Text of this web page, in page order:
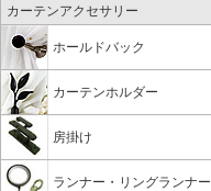
カーテンアクセサリー
ホールドバック
カーテンホルダー
房掛け
ランナー・リングランナー